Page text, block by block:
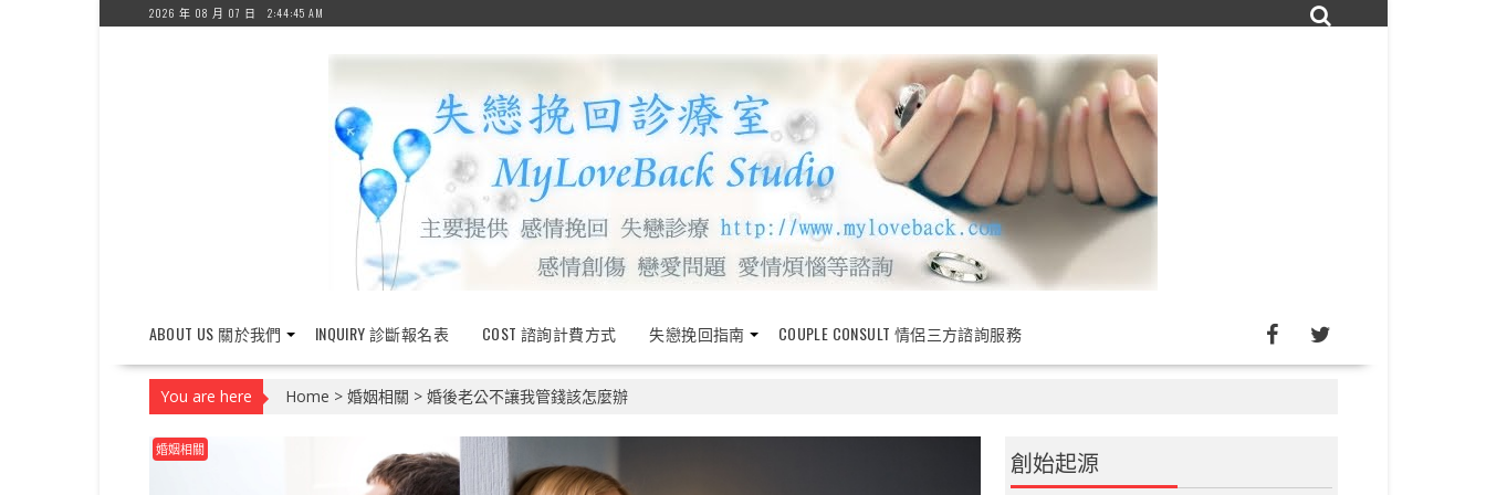
2026 年 08 月 07 日 2:44:46 AM
ABOUT US 關於我們 INQUIRY 診斷報名表 COST 諮詢計費方式 失戀挽回指南 COUPLE CONSULT 情侶三方諮詢服務
You are here Home > 婚姻相關 > 婚後老公不讓我管錢該怎麼辦
婚姻相關 創始起源